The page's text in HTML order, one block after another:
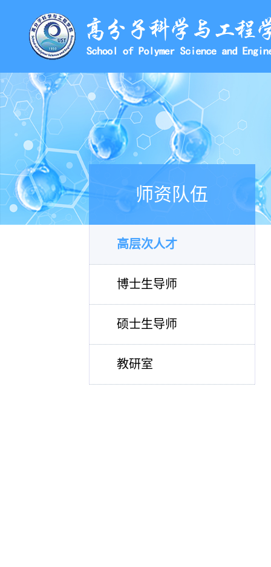
师资队伍
高层次人才
博士生导师
硕士生导师
教研室